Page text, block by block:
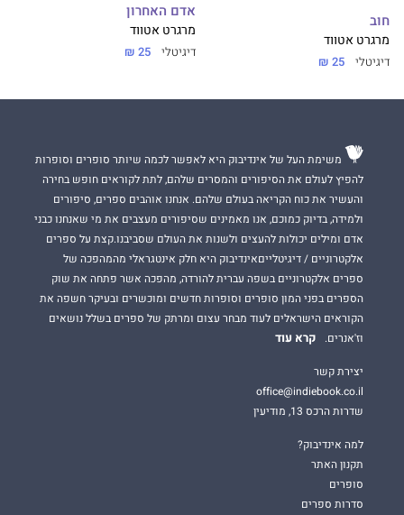
חוב
מרגרט אטווד
דיגיטלי 25 ₪
אדם האחרון
מרגרט אטווד
דיגיטלי 25 ₪
משימת העל של אינדיבוק היא לאפשר לכמה שיותר סופרים וסופרות
להפיץ לעולם את הסיפורים והמסרים שלהם, לתת לקוראים חופש בחירה
והעשיר את כוח הקריאה בעולם שלהם. אנחנו אוהבים ספרים, סיפורים
ולמידה, בדיוק כמוכם, אנו מאמינים שסיפורים מעצבים את מי שאנחנו כבני
אדם ומילים יכולות להעצים ולשנות את העולם שסביבנו.קצת על ספרים
אלקטרוניים / דיגיטלייםאינדיבוק היא חלק אינטגראלי מהמהפכה של
ספרים אלקטרוניים בשפה עברית להורדה, מהפכה אשר פתחה את שוק
הספרים בפני המון סופרים וסופרות חדשים ומוכשרים ובעיקר חשפה את
הקוראים הישראלים לעוד מבחר עצום ומרתק של ספרים בשלל נושאים
וז'אנרים.
קרא עוד
יצירת קשר
office@indiebook.co.il
שדרות הרכס 13, מודיעין
למה אינדיבוק?
תקנון האתר
סופרים
סדרות ספרים